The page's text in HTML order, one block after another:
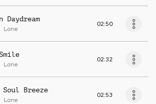
Daydream
Lone
02:50
Lone
02:32
Breeze
Lone
02:53